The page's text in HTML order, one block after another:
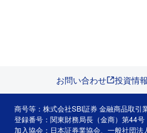
お問い合わせ 投資情
商号等：株式会社SBI証券 金融商品取引
登録番号：関東財務局長（金商）第44号
加入協会：日本証券業協会、一般社団